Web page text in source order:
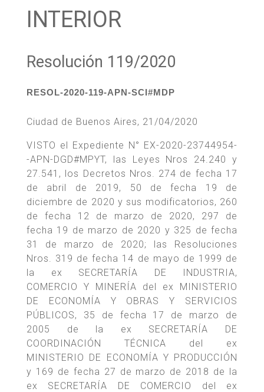
INTERIOR
Resolución 119/2020
RESOL-2020-119-APN-SCI#MDP
Ciudad de Buenos Aires, 21/04/2020
VISTO el Expediente N° EX-2020-23744954-
-APN-DGD#MPYT, las Leyes Nros 24.240 y
27.541, los Decretos Nros. 274 de fecha 17
de abril de 2019, 50 de fecha 19 de
diciembre de 2020 y sus modificatorios, 260
de fecha 12 de marzo de 2020, 297 de
fecha 19 de marzo de 2020 y 325 de fecha
31 de marzo de 2020; las Resoluciones
Nros. 319 de fecha 14 de mayo de 1999 de
la ex SECRETARÍA DE INDUSTRIA,
COMERCIO Y MINERÍA del ex MINISTERIO
DE ECONOMÍA Y OBRAS Y SERVICIOS
PÚBLICOS, 35 de fecha 17 de marzo de
2005 de la ex SECRETARÍA DE
COORDINACIÓN TÉCNICA del ex
MINISTERIO DE ECONOMÍA Y PRODUCCIÓN
y 169 de fecha 27 de marzo de 2018 de la
ex SECRETARÍA DE COMERCIO del ex